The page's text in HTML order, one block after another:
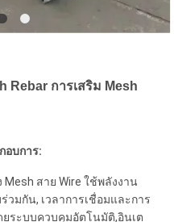
Rebar การเสริม Mesh
อบการ:
Mesh สาย Wire ใช้พลังงาน
มกัน, เวลาการเชื่อมและการ
ระบบควบคุมอัตโนมัติ,อินเต